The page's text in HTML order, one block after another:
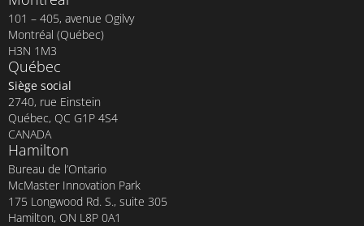
101 – 405, avenue Ogilvy
Montréal (Québec)
H3N 1M3
Québec
Siège social
2740, rue Einstein
Québec, QC G1P 4S4
CANADA
Hamilton
Bureau de l’Ontario
McMaster Innovation Park
175 Longwood Rd. S., suite 305
Hamilton, ON L8P 0A1